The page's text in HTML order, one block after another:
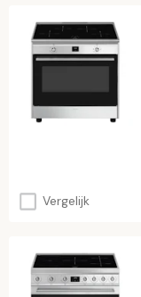
Vergelijk